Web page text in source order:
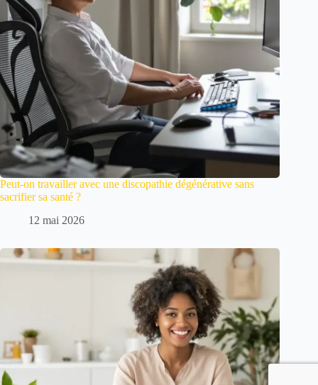
Peut-on travailler avec une discopathie dégénérative sans
sacrifier sa santé ?
12 mai 2026